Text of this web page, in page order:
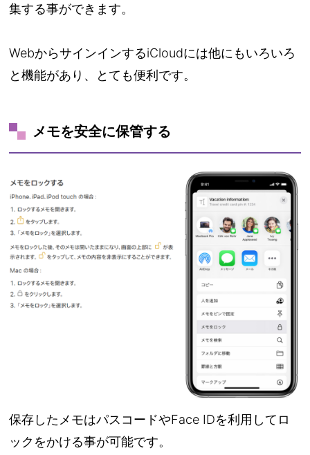
集する事ができます。
WebからサインインするiCloudには他にもいろいろ
と機能があり、とても便利です。
メモを安全に保管する
保存したメモはパスコードやFace IDを利用してロ
ックをかける事が可能です。